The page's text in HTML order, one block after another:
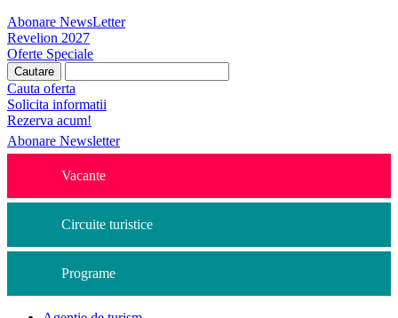
Abonare NewsLetter
Revelion 2027
Oferte Speciale
Cauta oferta
Solicita informatii
Rezerva acum!
Abonare Newsletter
Vacante
Circuite turistice
Programe